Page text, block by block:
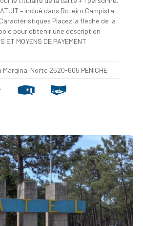
– inclué dans Roteiro Campista.
Placez la flèche de la
pour obtenir une description
ET MOYENS DE PAYEMENT
Marginal Norte 2520-605 PENICHE